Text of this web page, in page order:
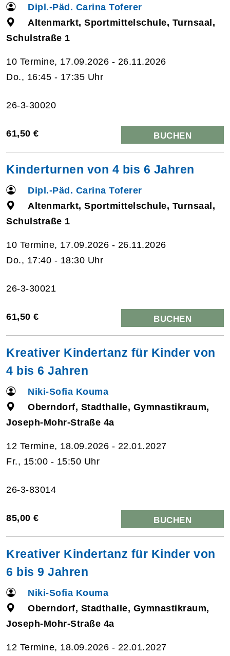
Dipl.-Päd. Carina Toferer
Altenmarkt, Sportmittelschule, Turnsaal,
Schulstraße 1
10 Termine, 17.09.2026 - 26.11.2026
Do., 16:45 - 17:35 Uhr
26-3-30020
61,50 € BUCHEN
Kinderturnen von 4 bis 6 Jahren
Dipl.-Päd. Carina Toferer
Altenmarkt, Sportmittelschule, Turnsaal,
Schulstraße 1
10 Termine, 17.09.2026 - 26.11.2026
Do., 17:40 - 18:30 Uhr
26-3-30021
61,50 € BUCHEN
Kreativer Kindertanz für Kinder von
4 bis 6 Jahren
Niki-Sofia Kouma
Oberndorf, Stadthalle, Gymnastikraum,
Joseph-Mohr-Straße 4a
12 Termine, 18.09.2026 - 22.01.2027
Fr., 15:00 - 15:50 Uhr
26-3-83014
85,00 € BUCHEN
Kreativer Kindertanz für Kinder von
6 bis 9 Jahren
Niki-Sofia Kouma
Oberndorf, Stadthalle, Gymnastikraum,
Joseph-Mohr-Straße 4a
12 Termine, 18.09.2026 - 22.01.2027